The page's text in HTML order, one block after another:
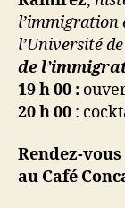
l’immigration
l’Université
de
19 h 00 :
20 h 00 :
Rendez-vous
au Café